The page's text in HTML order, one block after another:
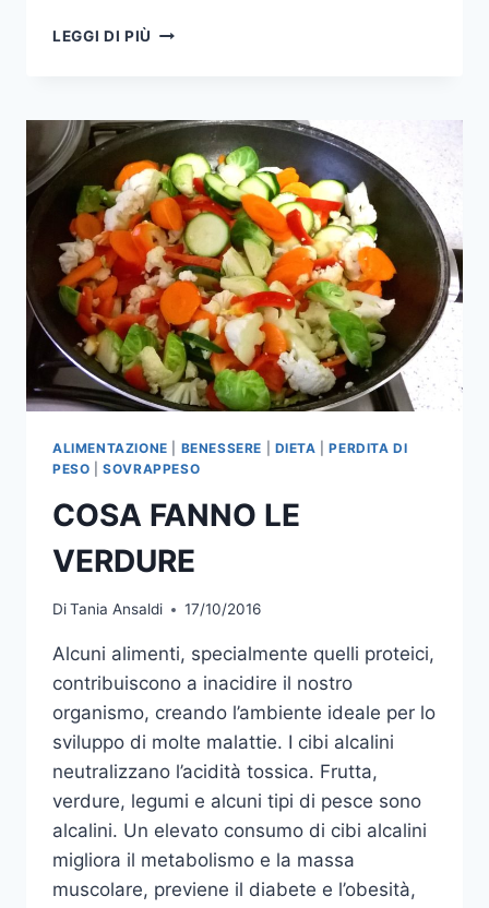
LEGGI DI PIÙ QUANTI
ALIMENTAZIONE BENESSERE DIETA |PERDITA DI
PESO |SOVRAPPESO
COSA FANNO LE
VERDURE
DiTania Ansaldi 17/10/2016
Alcuni alimenti, specialmente quelli proteici,
contribuiscono a inacidire il nostro
organismo, creando l’ambiente ideale per lo
sviluppo di molte malattie. I cibi alcalini
neutralizzano l’acidità tossica. Frutta,
verdure, legumi e alcuni tipi di pesce sono
alcalini. Un elevato consumo di cibi alcalini
migliora il metabolismo e la massa
muscolare, previene il diabete e l’obesità,